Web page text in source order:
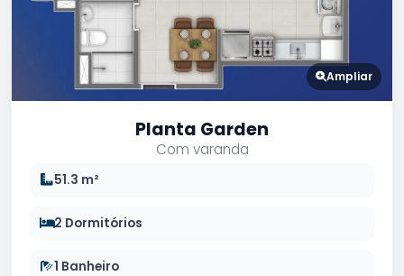
Ampliar
Planta Garden
Com varanda
51.3 m²
2 Dormitórios
1 Banheiro